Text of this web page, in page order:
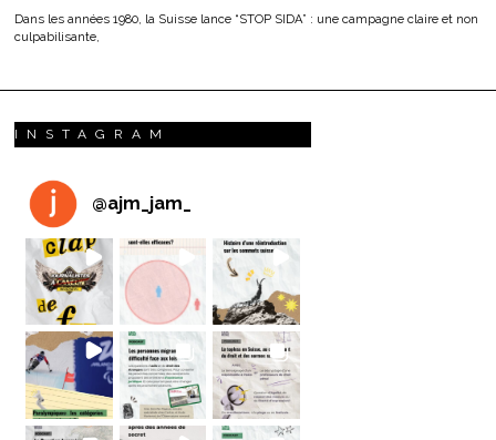
Dans les années 1980, la Suisse lance “STOP SIDA” : une campagne claire et non
culpabilisante,
INSTAGRAM
@ajm_jam_